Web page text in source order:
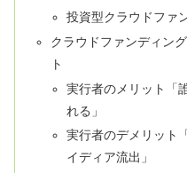
投資型クラウドファ
クラウドファンディン
ト
実行者のメリット「
れる」
実行者のデメリット
イディア流出」